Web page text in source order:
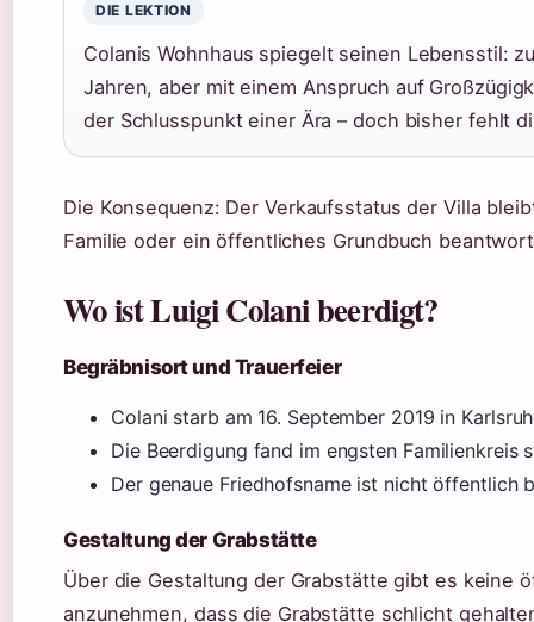
DIE LEKTION
Colanis Wohnhaus spiegelt seinen Lebensstil:
Jahren, aber mit einem Anspruch auf
der Schlusspunkt einer Ära – doch bisher fehlt
Die Konsequenz: Der Verkaufsstatus der Villa
Familie oder ein öffentliches Grundbuch
Wo ist Luigi Colani beerdigt?
Begräbnisort und Trauerfeier
Colani starb am 16. September 2019 in
Die Beerdigung fand im engsten Familienkreis
Der genaue Friedhofsname ist nicht öffentlich
Gestaltung der Grabstätte
Über die Gestaltung der Grabstätte gibt es keine
anzunehmen, dass die Grabstätte schlicht